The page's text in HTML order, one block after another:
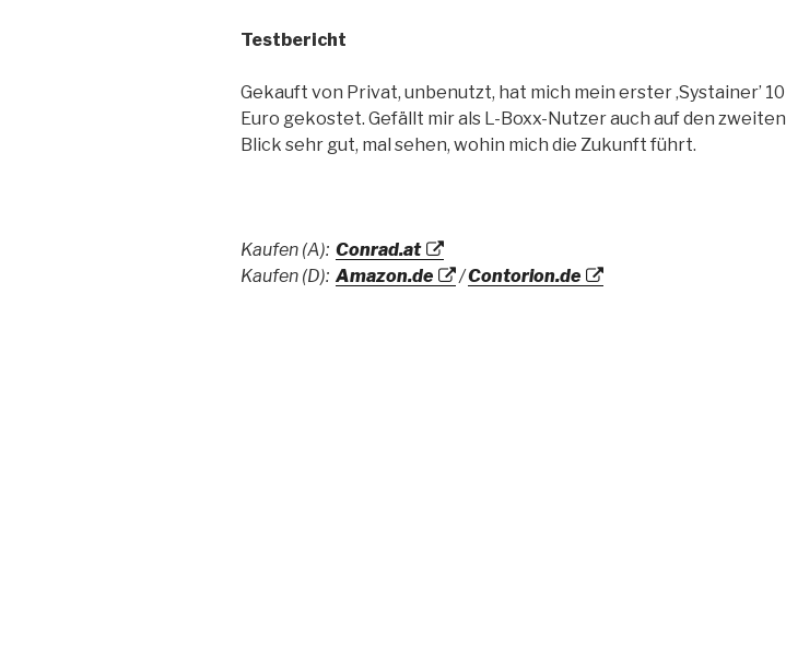
Testbericht
Gekauft von Privat, unbenutzt, hat mich mein erster ‚Systainer’ 10
Euro gekostet. Gefällt mir als L-Boxx-Nutzer auch auf den zweiten
Blick sehr gut, mal sehen, wohin mich die Zukunft führt.
Kaufen (A): Conrad.at
Kaufen (D): Amazon.de /Contorion.de